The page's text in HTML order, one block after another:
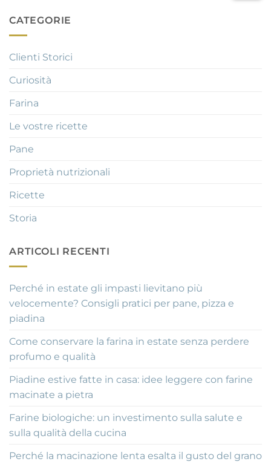
CATEGORIE
Clienti Storici
Curiosità
Farina
Le vostre ricette
Pane
Proprietà nutrizionali
Ricette
Storia
ARTICOLI RECENTI
Perché in estate gli impasti lievitano più
velocemente? Consigli pratici per pane, pizza e
piadina
Come conservare la farina in estate senza perdere
profumo e qualità
Piadine estive fatte in casa: idee leggere con farine
macinate a pietra
Farine biologiche: un investimento sulla salute e
sulla qualità della cucina
Perché la macinazione lenta esalta il gusto del grano